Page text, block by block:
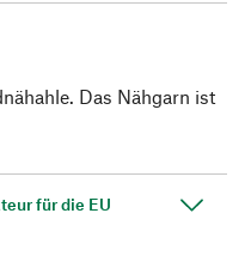
Das Nähgarn ist
für die EU